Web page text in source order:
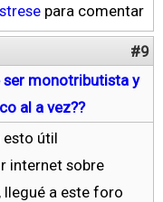
para comentar
#9
ser monotributista y
al a vez??
esto útil
internet sobre
a este foro